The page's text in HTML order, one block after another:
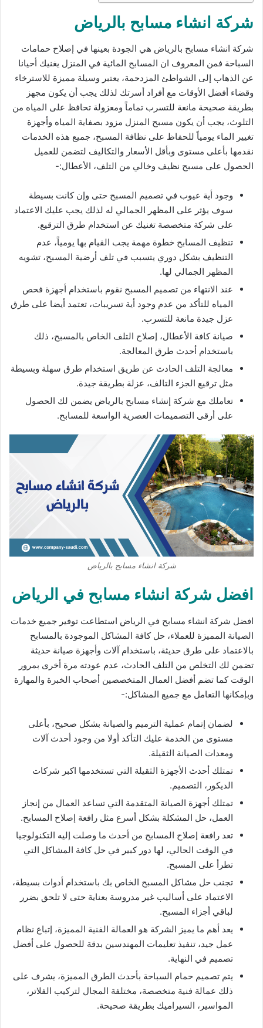
شركة انشاء مسابح بالرياض
شركة انشاء مسابح بالرياض هي الجودة بعينها في إصلاح حمامات
السباحة فمن المعروف ان المسابح المائية في المنزل يغنيك أحيانا
عن الذهاب إلى الشواطئ المزدحمة، يعتبر وسيلة مميزة للاسترخاء
وقضاء أفضل الأوقات مع أفراد أسرتك لذلك يجب أن يكون مجهز
بطريقة صحيحة مانعة للتسرب تماماً ومعزولة تحافظ على المياه من
التلوث، يجب أن يكون مسبح المنزل مزود بصفاية المياه وأجهزة
تغيير الماء يومياً للحفاظ على نظافة المسبح، جميع هذه الخدمات
نقدمها بأعلى مستوى وبأقل الأسعار والتكاليف لتضمن للعميل
الحصول على مسبح نظيف وخالي من التلف، الأعطال:-
وجود أية عيوب في تصميم المسبح حتى وإن كانت بسيطة
سوف يؤثر على المظهر الجمالي له لذلك يجب عليك الاعتماد
على شركة متخصصة تغنيك عن استخدام طرق الترقيع.
تنظيف المسابح خطوة مهمة يجب القيام بها يومياً، عدم
التنظيف بشكل دوري يتسبب في تلف أرضية المسبح، تشويه
المظهر الجمالي لها.
عند الانتهاء من تصميم المسبح نقوم باستخدام أجهزة فحص
المياه للتأكد من عدم وجود أية تسريبات، تعتمد أيضا على طرق
عزل جيدة مانعة للتسرب.
صيانة كافة الأعطال، إصلاح التلف الخاص بالمسبح، ذلك
باستخدام أحدث طرق المعالجة.
معالجة التلف الحادث عن طريق استخدام طرق سهلة وبسيطة
مثل ترقيع الجزء التالف، عزلة بطريقة جيدة.
تعاملك مع شركة إنشاء مسابح بالرياض يضمن لك الحصول
على أرقى التصميمات العصرية الواسعة للمسابح.
شركة انشاء مسابح بالرياض
افضل شركة انشاء مسابح في الرياض
افضل شركة انشاء مسابح في الرياض استطاعت توفير جميع خدمات
الصيانة المميزة للعملاء، حل كافة المشاكل الموجودة بالمسابح
بالاعتماد على طرق حديثة، باستخدام آلات وأجهزة صيانة حديثة
تضمن لك التخلص من التلف الحادث، عدم عودته مرة أخرى بمرور
الوقت كما تضم أفضل العمال المتخصصين أصحاب الخبرة والمهارة
وبإمكانها التعامل مع جميع المشاكل:-
لضمان إتمام عملية الترميم والصيانة بشكل صحيح، بأعلى
مستوى من الخدمة عليك التأكد أولا من وجود أحدث آلات
ومعدات الصيانة الثقيلة.
تمتلك أحدث الأجهزة الثقيلة التي تستخدمها اكبر شركات
الديكور، التصميم.
تمتلك أجهزة الصيانة المتقدمة التي تساعد العمال من إنجاز
العمل، حل المشكلة بشكل أسرع مثل رافعة إصلاح المسابح.
تعد رافعة إصلاح المسابح من أحدث ما وصلت إليه التكنولوجيا
في الوقت الحالي، لها دور كبير في حل كافة المشاكل التي
تطرأ على المسبح.
تجنب حل مشاكل المسبح الخاص بك باستخدام أدوات بسيطة،
الاعتماد على أساليب غير مدروسة بعناية حتى لا تلحق بضرر
لباقي أجزاء المسبح.
يعد أهم ما يميز الشركة هو العمالة الفنية المميزة، إتباع نظام
عمل جيد، تنفيذ تعليمات المهندسين بدقة للحصول على أفضل
تصميم في النهاية.
يتم تصميم حمام السباحة بأحدث الطرق المميزة، يشرف على
ذلك عمالة فنية متخصصة، مختلفة المجال لتركيب الفلاتر،
المواسير، السيراميك بطريقة صحيحة.